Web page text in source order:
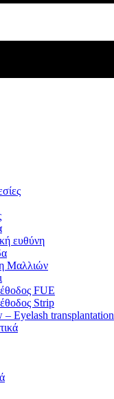
ευθύνη
Μαλλιών
FUE
Strip
– Eyelash transplantation